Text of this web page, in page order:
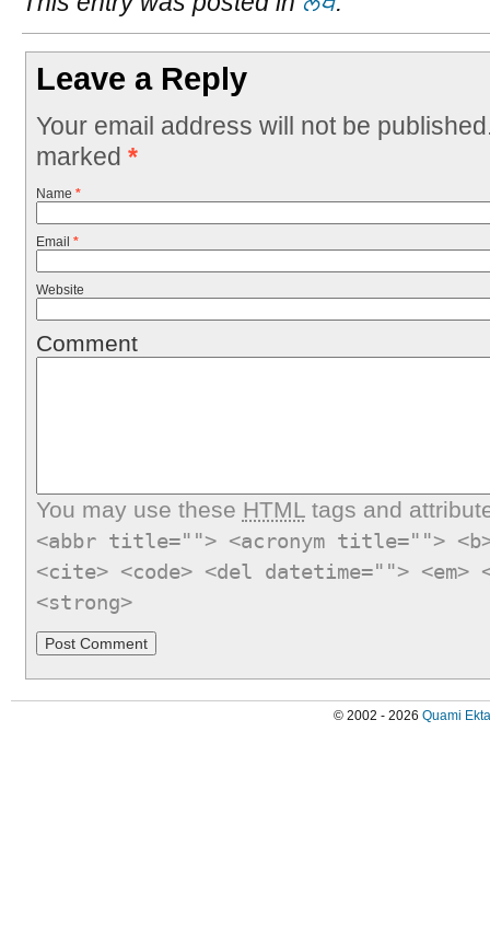
Leave a Reply
Your email address will not be
marked *
Name *
Email *
Website
Comment
You may use these HTMLtags and
<abbr title=""> <acronym title="">
<cite> <code> <del datetime="">
<strong>
© 2002 - 2026 Quami